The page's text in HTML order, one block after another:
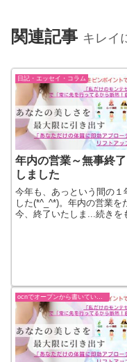
関連記事 キレイ
日記・エッセイ・コラム
年内の営業～無事終
しました
今年も、あっという間の１
した(*^_^*)。年内の営業を
今、終了いたしま...続きを